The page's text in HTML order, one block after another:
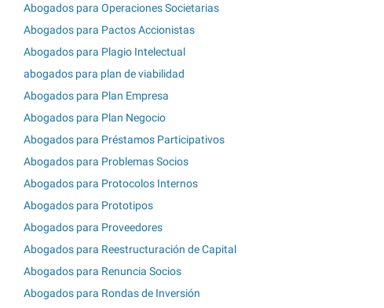
Abogados para Operaciones Societarias
Abogados para Pactos Accionistas
Abogados para Plagio Intelectual
abogados para plan de viabilidad
Abogados para Plan Empresa
Abogados para Plan Negocio
Abogados para Préstamos Participativos
Abogados para Problemas Socios
Abogados para Protocolos Internos
Abogados para Prototipos
Abogados para Proveedores
Abogados para Reestructuración de Capital
Abogados para Renuncia Socios
Abogados para Rondas de Inversión